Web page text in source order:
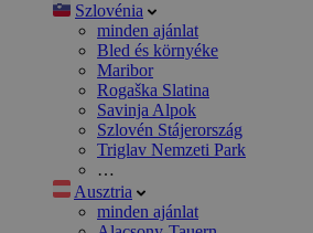
Szlovénia
minden ajánlat
Bled és környéke
Maribor
Rogaška Slatina
Savinja Alpok
Szlovén Stájerország
Triglav Nemzeti Park
…
Ausztria
minden ajánlat